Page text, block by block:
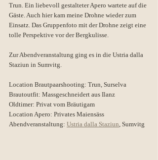
Trun. Ein liebevoll gestalteter Apero wartete auf die
Gäste. Auch hier kam meine Drohne wieder zum
Einsatz. Das Gruppenfoto mit der Drohne zeigt eine
tolle Perspektive vor der Bergkulisse.
Zur Abendveranstaltung ging es in die Ustria dalla
Staziun in Sumvitg.
Location Brautpaarshooting: Trun, Surselva
Brautoutfit: Massgeschneidert aus Ilanz
Oldtimer: Privat vom Bräutigam
Location Apero: Privates Maiensäss
Abendveranstaltung: Ustria dalla Staziun, Sumvitg